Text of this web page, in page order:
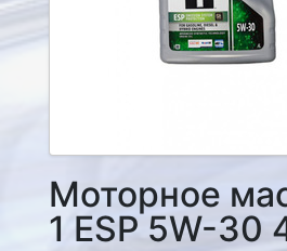
Моторное
1 ESP 5W-30